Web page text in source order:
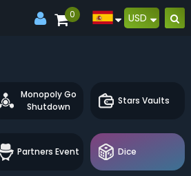
0 USD
Monopoly Go
Shutdown
Stars Vaults
Partners Event Dice